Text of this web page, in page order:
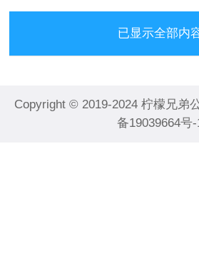
已显示全部内
Copyright © 2019-2024 柠檬兄弟
备19039664号-